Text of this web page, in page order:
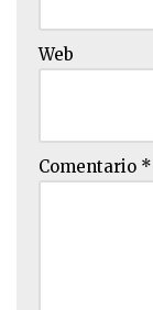
Web
Comentario *